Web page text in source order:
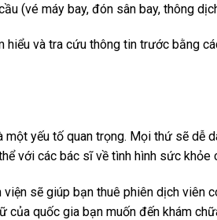
(vé máy bay, đón sân bay, thông
hiểu và tra cứu thông tin trước bằng
yếu tố quan trọng. Mọi thứ sẽ dễ
với các bác sĩ về tình hình sức khỏe
sẽ giúp bạn thuê phiên dịch viên
của quốc gia bạn muốn đến khám